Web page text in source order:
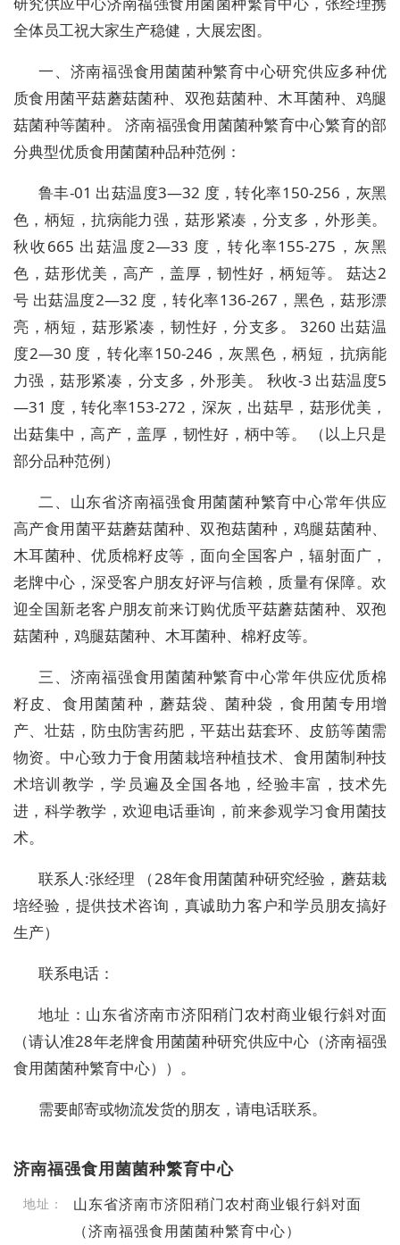
全体员工祝大家生产稳健，大展宏图。
一、济南福强食用菌菌种繁育中心研究供应多种优
质食用菌平菇蘑菇菌种、双孢菇菌种、木耳菌种、鸡腿
菇菌种等菌种。 济南福强食用菌菌种繁育中心繁育的部
分典型优质食用菌菌种品种范例：
鲁丰-01 出菇温度3—32 度，转化率150-256，灰黑
色，柄短，抗病能力强，菇形紧凑，分支多，外形美。
秋收665 出菇温度2—33 度，转化率155-275，灰黑
色，菇形优美，高产，盖厚，韧性好，柄短等。 菇达2
号 出菇温度2—32 度，转化率136-267，黑色，菇形漂
亮，柄短，菇形紧凑，韧性好，分支多。 3260 出菇温
度2—30 度，转化率150-246，灰黑色，柄短，抗病能
力强，菇形紧凑，分支多，外形美。 秋收-3 出菇温度5
—31 度，转化率153-272，深灰，出菇早，菇形优美，
出菇集中，高产，盖厚，韧性好，柄中等。 （以上只是
部分品种范例）
二、山东省济南福强食用菌菌种繁育中心常年供应
高产食用菌平菇蘑菇菌种、双孢菇菌种，鸡腿菇菌种、
木耳菌种、优质棉籽皮等，面向全国客户，辐射面广，
老牌中心，深受客户朋友好评与信赖，质量有保障。欢
迎全国新老客户朋友前来订购优质平菇蘑菇菌种、双孢
菇菌种，鸡腿菇菌种、木耳菌种、棉籽皮等。
三、济南福强食用菌菌种繁育中心常年供应优质棉
籽皮、食用菌菌种，蘑菇袋、菌种袋，食用菌专用增
产、壮菇，防虫防害药肥，平菇出菇套环、皮筋等菌需
物资。中心致力于食用菌栽培种植技术、食用菌制种技
术培训教学，学员遍及全国各地，经验丰富，技术先
进，科学教学，欢迎电话垂询，前来参观学习食用菌技
术。
联系人:张经理 （28年食用菌菌种研究经验，蘑菇栽
培经验，提供技术咨询，真诚助力客户和学员朋友搞好
生产）
联系电话：
地址：山东省济南市济阳稍门农村商业银行斜对面
（请认准28年老牌食用菌菌种研究供应中心（济南福强
食用菌菌种繁育中心））。
需要邮寄或物流发货的朋友，请电话联系。
济南福强食用菌菌种繁育中心
地址：
山东省济南市济阳稍门农村商业银行斜对面
（济南福强食用菌菌种繁育中心）